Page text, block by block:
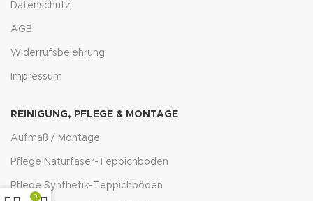
Datenschutz
AGB
Widerrufsbelehrung
Impressum
REINIGUNG, PFLEGE & MONTAGE
Aufmaß / Montage
Pflege Naturfaser-Teppichböden
Pflege Synthetik-Teppichböden
0